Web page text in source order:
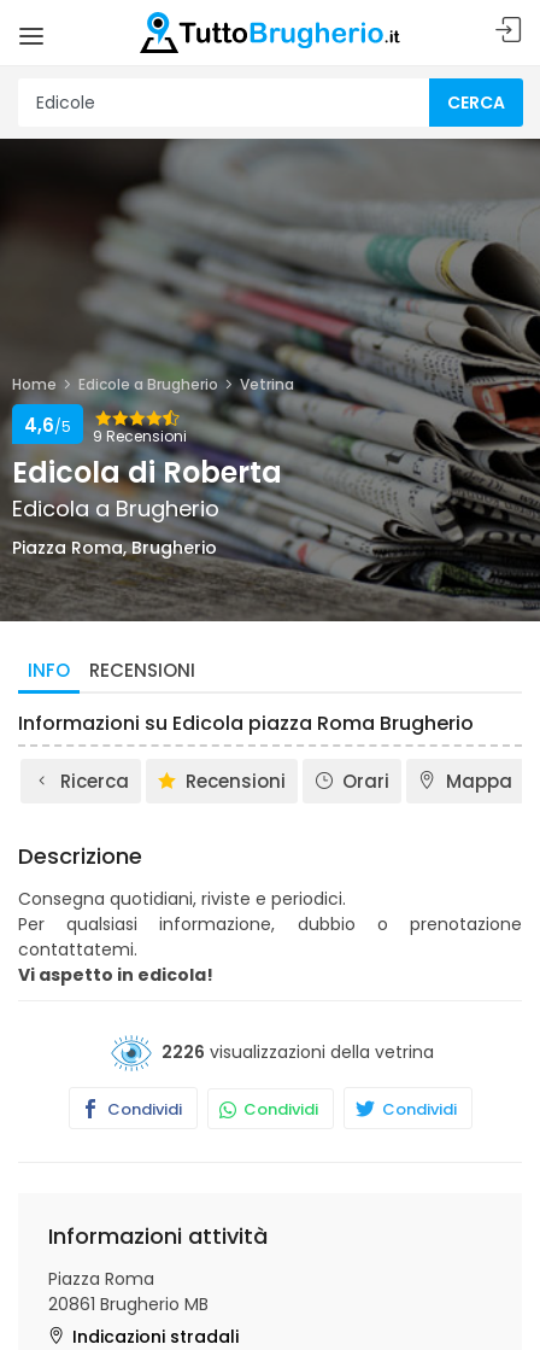
CERCA
Home Edicole a Brugherio Vetrina
9 Recensioni
4,6/5
Edicola di Roberta
Edicola a Brugherio
Piazza Roma, Brugherio
INFO RECENSIONI
Informazioni su Edicola piazza Roma Brugherio
Ricerca Recensioni Orari Mappa
Descrizione
Consegna quotidiani, riviste e periodici.
Per qualsiasi informazione, dubbio o prenotazione
contattatemi.
Vi aspetto in edicola!
2226 visualizzazioni della vetrina
Condividi Condividi Condividi
Informazioni attività
Piazza Roma
20861 Brugherio MB
Indicazioni stradali